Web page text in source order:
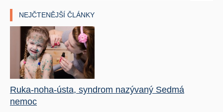
NEJČTENĚJŠÍ ČLÁNKY
Ruka-noha-ústa, syndrom nazývaný Sedmá
nemoc